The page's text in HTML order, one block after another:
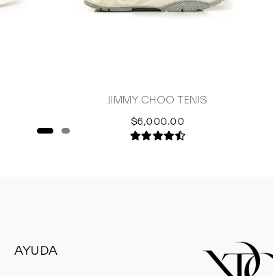
JIMMY CHOO TENIS
$6,000.00
AYUDA